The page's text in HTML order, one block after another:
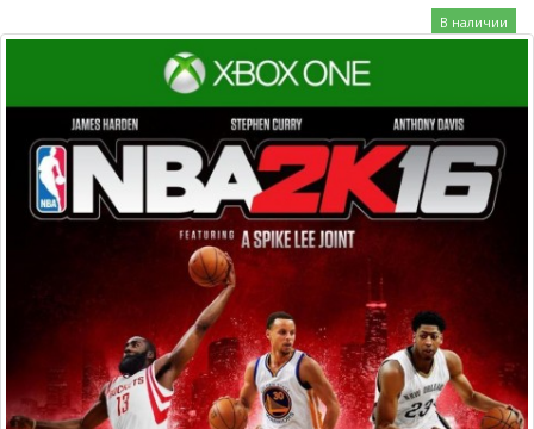
В наличии